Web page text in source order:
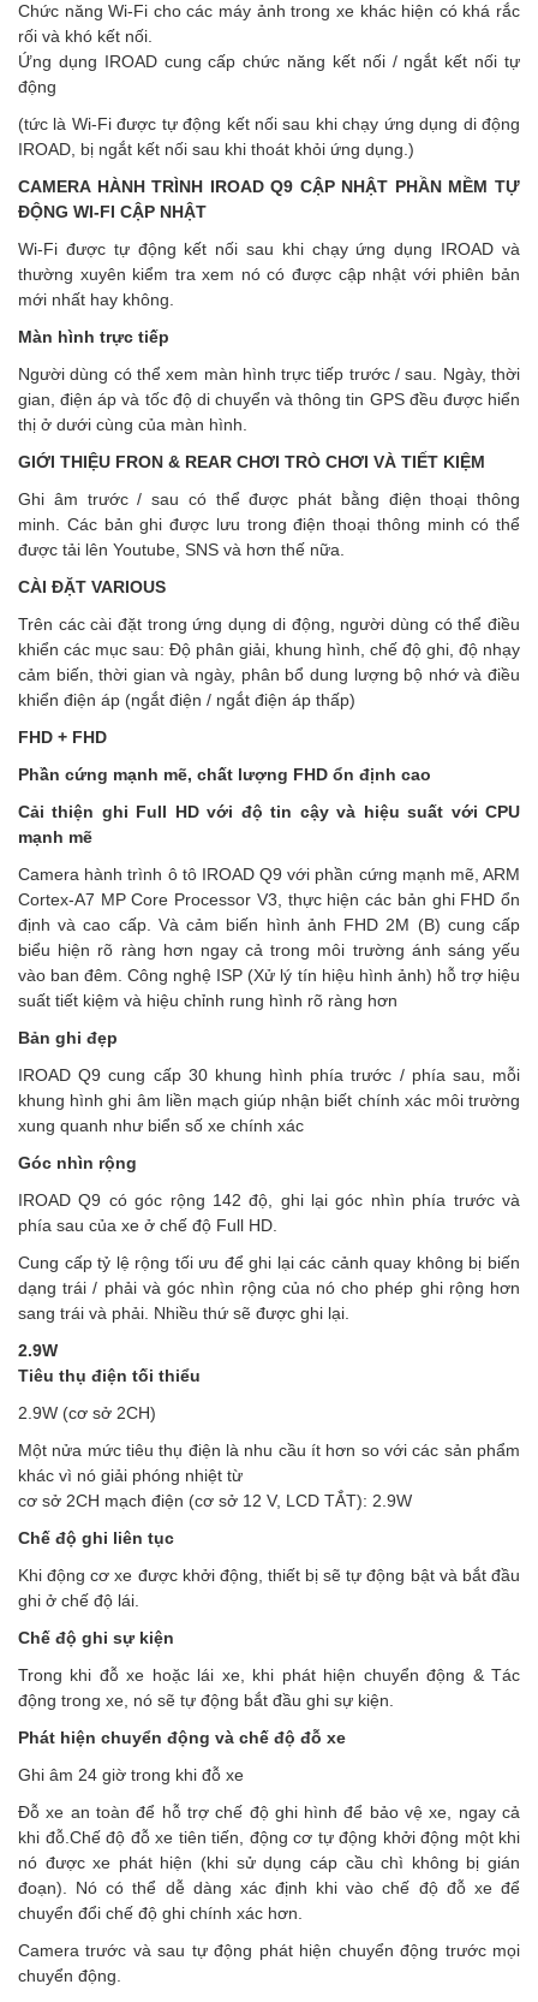
Chức năng Wi-Fi cho các máy ảnh trong xe khác hiện có khá rắc
rối và khó kết nối.
Ứng dụng IROAD cung cấp chức năng kết nối / ngắt kết nối tự
động
(tức là Wi-Fi được tự động kết nối sau khi chạy ứng dụng di động
IROAD, bị ngắt kết nối sau khi thoát khỏi ứng dụng.)
CAMERA HÀNH TRÌNH IROAD Q9 CẬP NHẬT PHẦN MỀM TỰ
ĐỘNG WI-FI CẬP NHẬT
Wi-Fi được tự động kết nối sau khi chạy ứng dụng IROAD và
thường xuyên kiểm tra xem nó có được cập nhật với phiên bản
mới nhất hay không.
Màn hình trực tiếp
Người dùng có thể xem màn hình trực tiếp trước / sau. Ngày, thời
gian, điện áp và tốc độ di chuyển và thông tin GPS đều được hiển
thị ở dưới cùng của màn hình.
GIỚI THIỆU FRON & REAR CHƠI TRÒ CHƠI VÀ TIẾT KIỆM
Ghi âm trước / sau có thể được phát bằng điện thoại thông
minh. Các bản ghi được lưu trong điện thoại thông minh có thể
được tải lên Youtube, SNS và hơn thế nữa.
CÀI ĐẶT VARIOUS
Trên các cài đặt trong ứng dụng di động, người dùng có thể điều
khiển các mục sau: Độ phân giải, khung hình, chế độ ghi, độ nhạy
cảm biến, thời gian và ngày, phân bổ dung lượng bộ nhớ và điều
khiển điện áp (ngắt điện / ngắt điện áp thấp)
FHD + FHD
Phần cứng mạnh mẽ, chất lượng FHD ổn định cao
Cải thiện ghi Full HD với độ tin cậy và hiệu suất với CPU
mạnh mẽ
Camera hành trình ô tô IROAD Q9 với phần cứng mạnh mẽ, ARM
Cortex-A7 MP Core Processor V3, thực hiện các bản ghi FHD ổn
định và cao cấp. Và cảm biến hình ảnh FHD 2M (B) cung cấp
biểu hiện rõ ràng hơn ngay cả trong môi trường ánh sáng yếu
vào ban đêm. Công nghệ ISP (Xử lý tín hiệu hình ảnh) hỗ trợ hiệu
suất tiết kiệm và hiệu chỉnh rung hình rõ ràng hơn
Bản ghi đẹp
IROAD Q9 cung cấp 30 khung hình phía trước / phía sau, mỗi
khung hình ghi âm liền mạch giúp nhận biết chính xác môi trường
xung quanh như biển số xe chính xác
Góc nhìn rộng
IROAD Q9 có góc rộng 142 độ, ghi lại góc nhìn phía trước và
phía sau của xe ở chế độ Full HD.
Cung cấp tỷ lệ rộng tối ưu để ghi lại các cảnh quay không bị biến
dạng trái / phải và góc nhìn rộng của nó cho phép ghi rộng hơn
sang trái và phải. Nhiều thứ sẽ được ghi lại.
2.9W
Tiêu thụ điện tối thiểu
2.9W (cơ sở 2CH)
Một nửa mức tiêu thụ điện là nhu cầu ít hơn so với các sản phẩm
khác vì nó giải phóng nhiệt từ
cơ sở 2CH mạch điện (cơ sở 12 V, LCD TẮT): 2.9W
Chế độ ghi liên tục
Khi động cơ xe được khởi động, thiết bị sẽ tự động bật và bắt đầu
ghi ở chế độ lái.
Chế độ ghi sự kiện
Trong khi đỗ xe hoặc lái xe, khi phát hiện chuyển động & Tác
động trong xe, nó sẽ tự động bắt đầu ghi sự kiện.
Phát hiện chuyển động và chế độ đỗ xe
Ghi âm 24 giờ trong khi đỗ xe
Đỗ xe an toàn để hỗ trợ chế độ ghi hình để bảo vệ xe, ngay cả
khi đỗ.Chế độ đỗ xe tiên tiến, động cơ tự động khởi động một khi
nó được xe phát hiện (khi sử dụng cáp cầu chì không bị gián
đoạn). Nó có thể dễ dàng xác định khi vào chế độ đỗ xe để
chuyển đổi chế độ ghi chính xác hơn.
Camera trước và sau tự động phát hiện chuyển động trước mọi
chuyển động.